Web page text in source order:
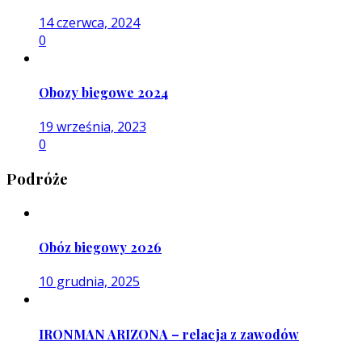
14 czerwca, 2024
0
Obozy biegowe 2024
19 września, 2023
0
Podróże
Obóz biegowy 2026
10 grudnia, 2025
IRONMAN ARIZONA – relacja z zawodów